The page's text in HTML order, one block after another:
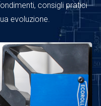
consigli pratici
evoluzione.